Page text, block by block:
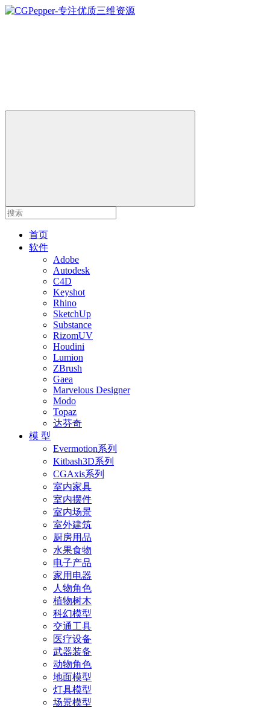
首页
软件
Adobe
Autodesk
C4D
Keyshot
Rhino
SketchUp
Substance
RizomUV
Houdini
Lumion
ZBrush
Gaea
Marvelous Designer
Modo
Topaz
达芬奇
模 型
Evermotion系列
Kitbash3D系列
CGAxis系列
室内家具
室内摆件
室内场景
室外建筑
厨房用品
水果食物
电子产品
家用电器
人物角色
植物树木
科幻模型
交通工具
医疗设备
武器装备
动物角色
地面模型
灯具模型
场景模型